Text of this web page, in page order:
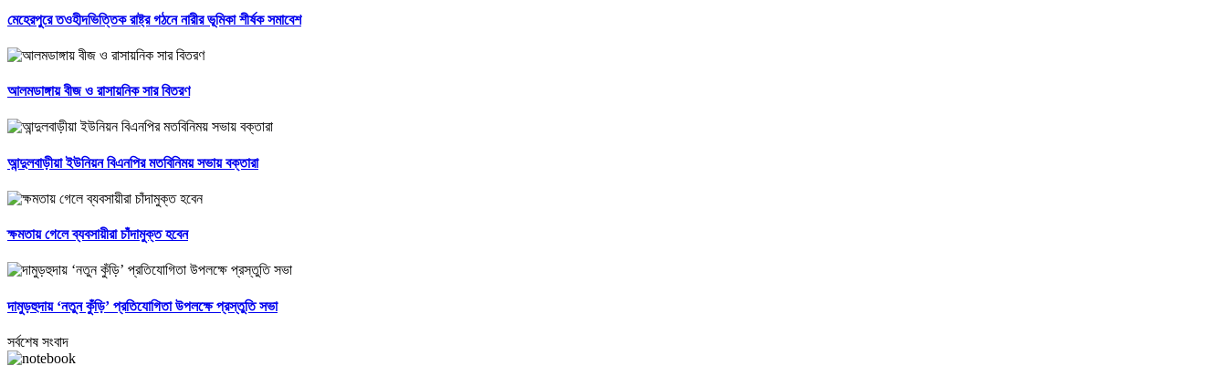
মেহেরপুরে তওহীদভিত্তিক রাষ্ট্র গঠনে নারীর ভূমিকা শীর্ষক সমাবেশ
আলমডাঙ্গায় বীজ ও রাসায়নিক সার বিতরণ
আন্দুলবাড়ীয়া ইউনিয়ন বিএনপির মতবিনিময় সভায় বক্তারা
ক্ষমতায় গেলে ব্যবসায়ীরা চাঁদামুক্ত হবেন
দামুড়হুদায় ‘নতুন কুঁড়ি’ প্রতিযোগিতা উপলক্ষে প্রস্তুতি সভা
সর্বশেষ সংবাদ